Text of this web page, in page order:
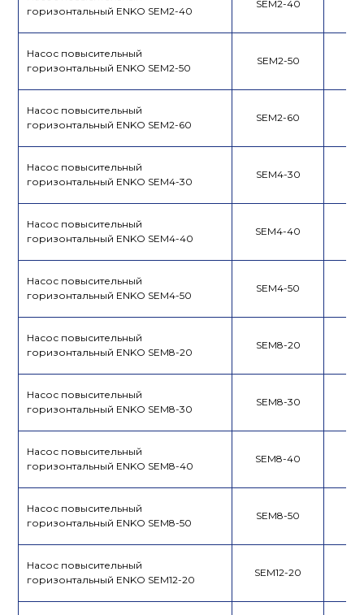
горизонтальный ENKO SEM2-40
SEM2-40
Насос повысительный
горизонтальный ENKO SEM2-50
SEM2-50
Насос повысительный
горизонтальный ENKO SEM2-60
SEM2-60
Насос повысительный
горизонтальный ENKO SEM4-30
SEM4-30
Насос повысительный
горизонтальный ENKO SEM4-40
SEM4-40
Насос повысительный
горизонтальный ENKO SEM4-50
SEM4-50
Насос повысительный
горизонтальный ENKO SEM8-20
SEM8-20
Насос повысительный
горизонтальный ENKO SEM8-30
SEM8-30
Насос повысительный
горизонтальный ENKO SEM8-40
SEM8-40
Насос повысительный
горизонтальный ENKO SEM8-50
SEM8-50
Насос повысительный
горизонтальный ENKO SEM12-20
SEM12-20